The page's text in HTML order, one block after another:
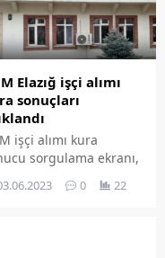
Elazığ işçi alımı
sonuçları
işçi alımı kura
sorgulama ekranı,
Mayıs tarihlerinde
kura
0 22